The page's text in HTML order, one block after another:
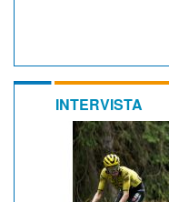
INTERVISTA